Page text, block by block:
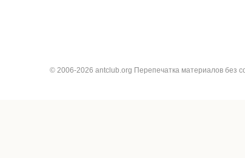
© 2006-2026 antclub.org Перепечатка материалов без